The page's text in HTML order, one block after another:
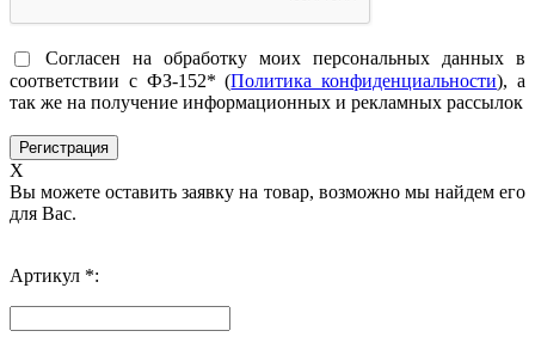
Согласен на обработку моих персональных данных в
соответствии с ФЗ-152* (Политика конфиденциальности), а
так же на получение информационных и рекламных рассылок
X
Вы можете оставить заявку на товар, возможно мы найдем его
для Вас.
Артикул *: